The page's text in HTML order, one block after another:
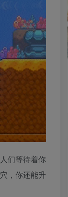
们等待着你
，你还能升